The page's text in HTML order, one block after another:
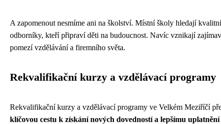
A zapomenout nesmíme ani na školství. Místní školy hledají
odborníky, kteří připraví děti na budoucnost. Navíc vznikají
pomezí vzdělávání a firemního světa.
Rekvalifikační kurzy a vzdělávací programy
Rekvalifikační kurzy a vzdělávací programy ve Velkém Meziříčí
klíčovou cestu k získání nových dovedností a lepšímu